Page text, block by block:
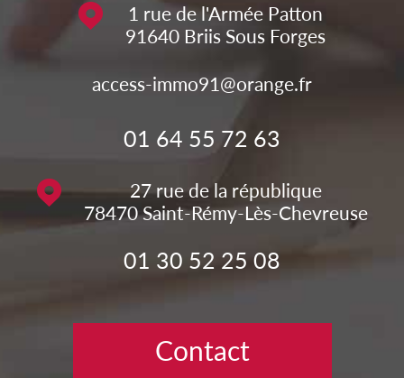
1 rue de l'Armée Patton
91640 Briis Sous Forges
access-immo91@orange.fr
01 64 55 72 63
27 rue de la république
78470 Saint-Rémy-Lès-Chevreuse
01 30 52 25 08
Contact